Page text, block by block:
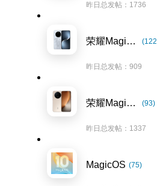
昨日总发帖：1736
荣耀Magic7系列
昨日总发帖：909
荣耀Magic8系列 (93)
昨日总发帖：1337
MagicOS (75)